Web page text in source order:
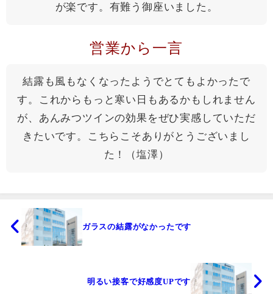
が楽です。有難う御座いました。
営業から一言
結露も風もなくなったようでとてもよかったで
す。これからもっと寒い日もあるかもしれません
が、あんみつツインの効果をぜひ実感していただ
きたいです。こちらこそありがとうございまし
た！（塩澤）
ガラスの結露がなかったです
明るい接客で好感度UPです